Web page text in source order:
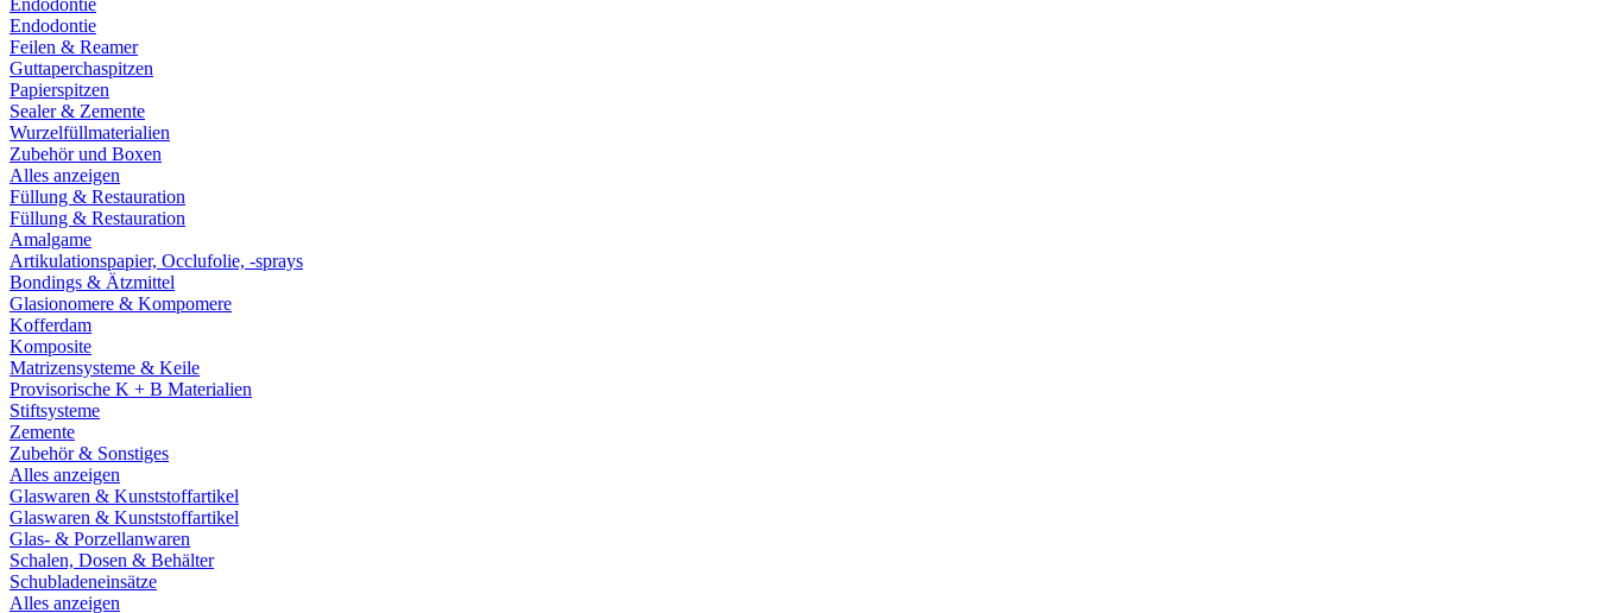
Endodontie
Endodontie
Feilen & Reamer
Guttaperchaspitzen
Papierspitzen
Sealer & Zemente
Wurzelfüllmaterialien
Zubehör und Boxen
Alles anzeigen
Füllung & Restauration
Füllung & Restauration
Amalgame
Artikulationspapier, Occlufolie, -sprays
Bondings & Ätzmittel
Glasionomere & Kompomere
Kofferdam
Komposite
Matrizensysteme & Keile
Provisorische K + B Materialien
Stiftsysteme
Zemente
Zubehör & Sonstiges
Alles anzeigen
Glaswaren & Kunststoffartikel
Glaswaren & Kunststoffartikel
Glas- & Porzellanwaren
Schalen, Dosen & Behälter
Schubladeneinsätze
Alles anzeigen